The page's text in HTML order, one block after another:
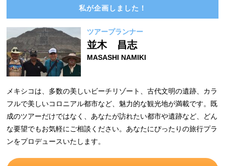
私が企画しました！
ツアープランナー
並木 昌志
MASASHI NAMIKI
メキシコは、多数の美しいビーチリゾート、古代文明の遺跡、カラ
フルで美しいコロニアル都市など、魅力的な観光地が満載です。既
成のツアーだけではなく、あなたが訪れたい都市や遺跡など、どん
な要望でもお気軽にご相談ください。あなたにぴったりの旅行プラ
ンをプロデュースいたします。